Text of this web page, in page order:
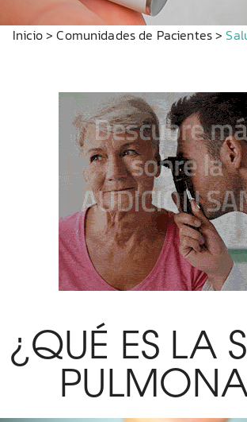
Inicio>Comunidades de Pacientes>
¿QUÉ ES LA